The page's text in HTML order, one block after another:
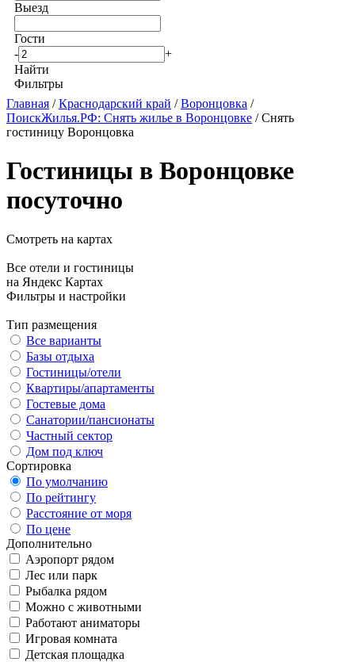
Выезд
Гости
-
+
Найти
Фильтры
Главная /Краснодарский край /Воронцовка /
ПоискЖилья.РФ: Снять жилье в Воронцовке / Снять
гостиницу Воронцовка
Гостиницы в Воронцовке
посуточно
Смотреть на картах
Все отели и гостиницы
на Яндекс Картах
Фильтры и настройки
Тип размещения
Все варианты
Базы отдыха
Гостиницы/отели
Квартиры/апартаменты
Гостевые дома
Санатории/пансионаты
Частный сектор
Дом под ключ
Сортировка
По умолчанию
По рейтингу
Расстояние от моря
По цене
Дополнительно
Аэропорт рядом
Лес или парк
Рыбалка рядом
Можно с животными
Работают аниматоры
Игровая комната
Детская площадка